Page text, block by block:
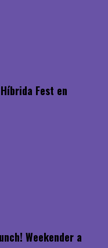
Fest en
Weekender a